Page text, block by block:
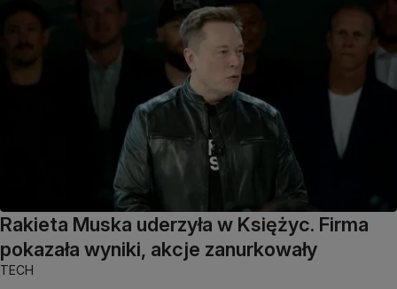
Rakieta Muska uderzyła w Księżyc. Firma
pokazała wyniki, akcje zanurkowały
TECH